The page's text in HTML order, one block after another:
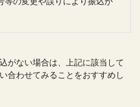
がない場合は、上記に該当して
合わせてみることをおすすめし